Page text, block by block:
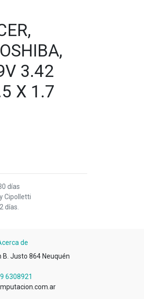
3.42
X 1.7
días
Cipolletti
días.
de
Justo 864 Neuquén
6308921